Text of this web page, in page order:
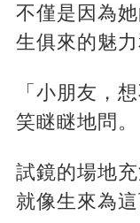
不僅是因為
生俱來的魅力
「小朋友，
笑瞇瞇地問。
試鏡的場地
就像生來為